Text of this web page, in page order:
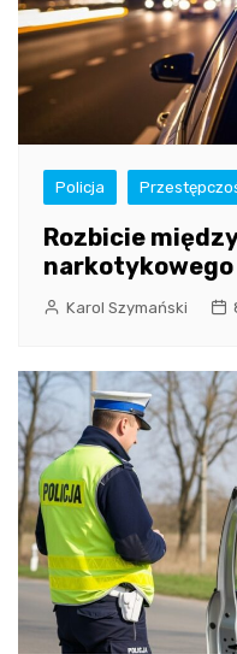
Policja
Rozbicie
narkotykowego
Karol Szymański